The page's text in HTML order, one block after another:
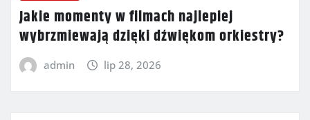
Jakie momenty w filmach najlepiej
wybrzmiewają dzięki dźwiękom orkiestry?
admin lip 28, 2026